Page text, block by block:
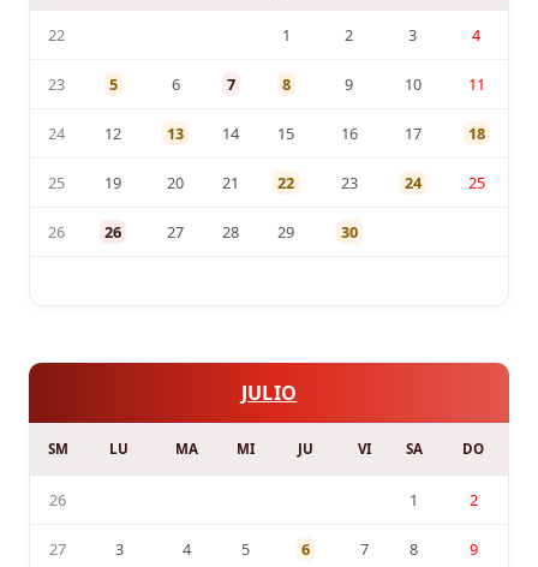
22 1 2 3 4
23 5 6 7 8 9 10 11
24 12 13 14 15 16 17 18
25 19 20 21 22 23 24 25
26 26 27 28 29 30
JULIO
SM LU MA MI JU VI SA DO
26 1 2
27 3 4 5 6 7 8 9